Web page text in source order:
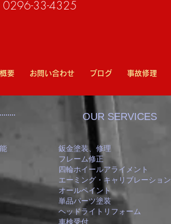
0296-33-4325
要 お問い合わせ ブログ 事故修理
OUR SERVICES
鈑金塗装、修理
フレーム修正
四輪ホイールアライメント
​エーミング・キャリブレーション
オールペイント
単品パーツ塗装
ヘッドライトリフォーム
車検受付